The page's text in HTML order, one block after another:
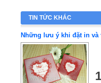
TIN TỨC KHÁC
Những lưu ý khi đặt in